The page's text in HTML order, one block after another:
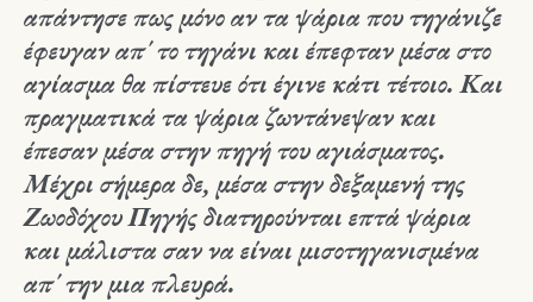
απάντησε πως μόνο αν τα ψάρια που τηγάνιζε
έφευγαν απ΄ το τηγάνι και έπεφταν μέσα στο
αγίασμα θα πίστευε ότι έγινε κάτι τέτοιο. Και
πραγματικά τα ψάρια ζωντάνεψαν και
έπεσαν μέσα στην πηγή του αγιάσματος.
Μέχρι σήμερα δε, μέσα στην δεξαμενή της
Ζωοδόχου Πηγής διατηρούνται επτά ψάρια
και μάλιστα σαν να είναι μισοτηγανισμένα
απ΄ την μια πλευρά.